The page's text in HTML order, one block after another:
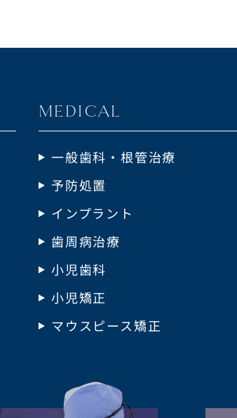
MEDICAL
一般歯科・根管治療
予防処置
インプラント
歯周病治療
小児歯科
小児矯正
マウスピース矯正